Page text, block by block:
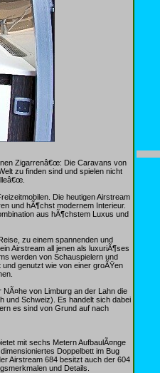
Zigarrenâ€œ: Die Caravans von
zu finden sind und spielen nicht
Die heutigen Airstream
und hÃ¶chst modernem Interieur.
aus hÃ¶chstem Luxus und
zu einem spannenden und
Airstream all jenen als luxuriÃ¶ses
werden von Schauspielern und
genutzt wie von einer groÃŸen
von Limburg an der Lahn die
und Schweiz). Es handelt sich dabei
es sind von Grund auf nach
mit sechs Metern AufbaulÃ¤nge
Doppelbett im Bug
Airstream 684 besitzt auch der 604
und Details.